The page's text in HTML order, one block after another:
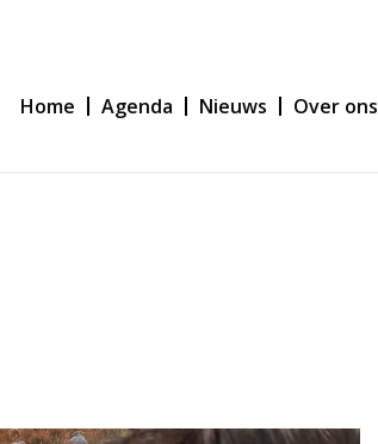
Home Agenda Nieuws Over ons